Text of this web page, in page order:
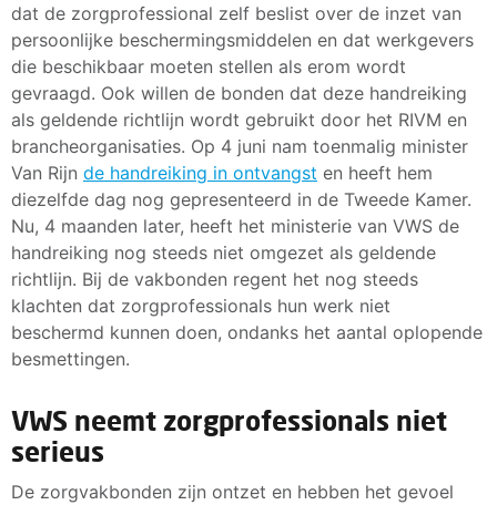
dat de zorgprofessional zelf beslist over de inzet van
persoonlijke beschermingsmiddelen en dat werkgevers
die beschikbaar moeten stellen als erom wordt
gevraagd. Ook willen de bonden dat deze handreiking
als geldende richtlijn wordt gebruikt door het RIVM en
brancheorganisaties. Op 4 juni nam toenmalig minister
Van Rijn de handreiking in ontvangst en heeft hem
diezelfde dag nog gepresenteerd in de Tweede Kamer.
Nu, 4 maanden later, heeft het ministerie van VWS de
handreiking nog steeds niet omgezet als geldende
richtlijn. Bij de vakbonden regent het nog steeds
klachten dat zorgprofessionals hun werk niet
beschermd kunnen doen, ondanks het aantal oplopende
besmettingen.
VWS neemt zorgprofessionals niet
serieus
De zorgvakbonden zijn ontzet en hebben het gevoel